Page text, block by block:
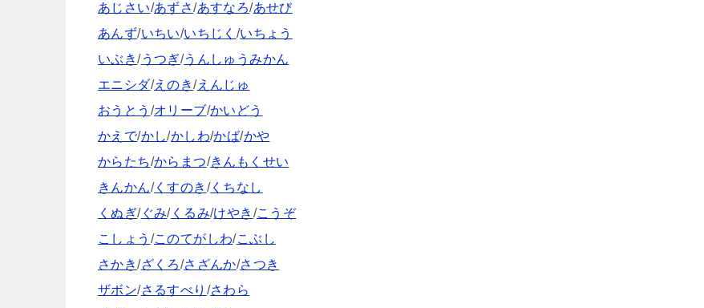
あじさい/あずさ/あすなろ/あせび
あんず/いちい/いちじく /いちょう
いぶき/うつぎ/うんしゅうみかん
エニシダ/えのき/えんじゅ
おうとう /オリーブ/かいどう
かえで/かし/かしわ/かば/かや
からたち/からまつ/きんもくせい
きんかん/くすのき /くちなし
くぬぎ/ぐみ/くるみ/けやき /こうぞ
こしょう /このてがしわ/こぶし
さかき/ざくろ/さざんか/さつき
ザボン/さるすべり /さわら